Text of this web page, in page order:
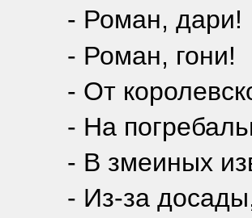
- Роман, дари!
- Роман, гони!
- От
- На
- В змеиных
- Из-за